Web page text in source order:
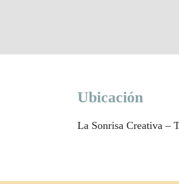
Ubicación
La Sonrisa Creativa –